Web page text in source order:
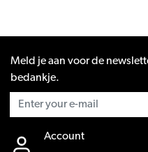
Meld je aan voor de
bedankje.
Account